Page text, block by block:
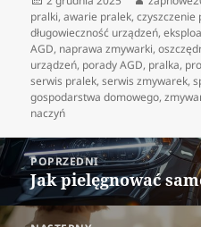
publikacji
pralki,awarie pralek,czyszczenie
długowieczność urządzeń,
AGD, naprawa zmywarki,
urządzeń, porady AGD, pralka,
serwis pralek,serwis zmywarek,
gospodarstwa domowego,
naczyń
Nawigacja
wpisuPOPRZEDNI
Poprzedni
wpis:
Jak pielęgnować